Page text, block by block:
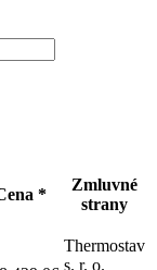
*
Zmluvné
strany
Thermostav
s. r. o.